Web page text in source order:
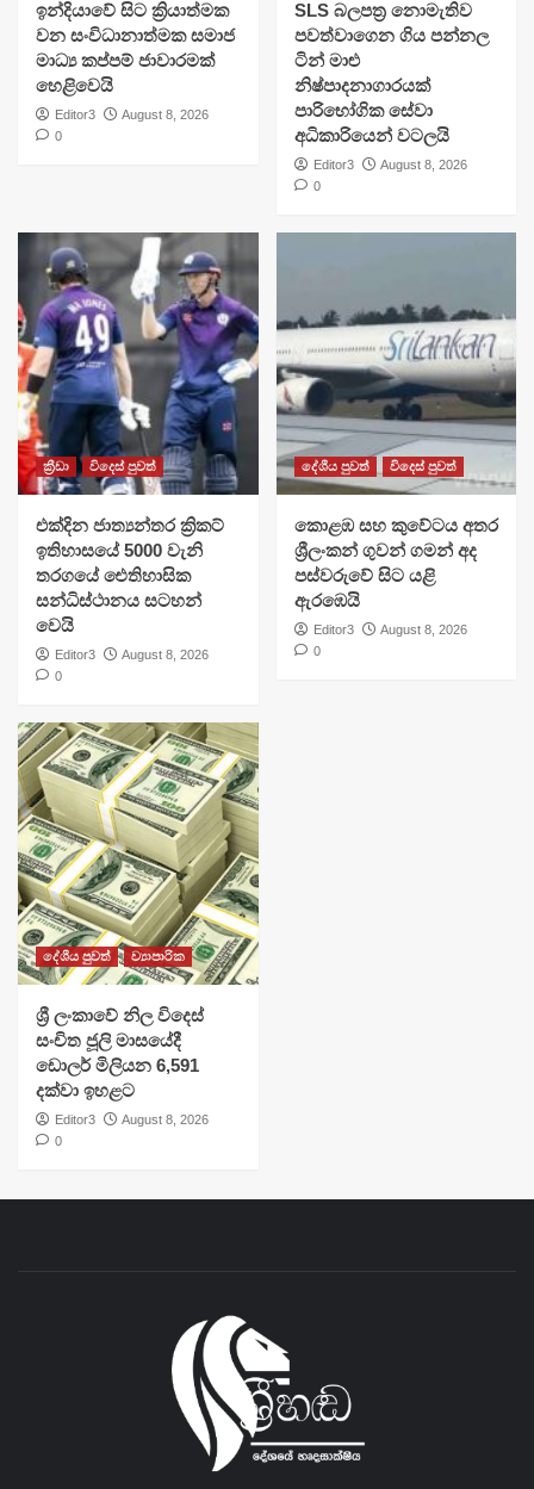
​ඉන්දියාවේ සිට ක්‍රියාත්මක
වන සංවිධානාත්මක සමාජ
මාධ්‍ය කප්පම් ජාවාරමක්
හෙළිවෙයි
Editor3
August 8, 2026
0
SLS බලපත්‍ර නොමැතිව
පවත්වාගෙන ගිය පන්නල
ටින් මාළු
නිෂ්පාදනාගාරයක්
පාරිභෝගික සේවා
අධිකාරියෙන් වටලයි
Editor3
August 8, 2026
0
ක්‍රීඩා විදෙස් පුවත්
එක්දින ජාත්‍යන්තර ක්‍රිකට්
ඉතිහාසයේ 5000 වැනි
තරගයේ ඓතිහාසික
සන්ධිස්ථානය සටහන්
වෙයි
Editor3
August 8, 2026
0
දේශීය පුවත් විදෙස් පුවත්
​කොළඹ සහ කුවේටය අතර
ශ්‍රීලංකන් ගුවන් ගමන් අද
පස්වරුවේ සිට යළි
ඇරඹෙයි
Editor3
August 8, 2026
0
දේශීය පුවත් ව්‍යාපාරික
ශ්‍රී ලංකාවේ නිල විදෙස්
සංචිත ජූලි මාසයේදී
ඩොලර් මිලියන 6,591
දක්වා ඉහළට
Editor3
August 8, 2026
0